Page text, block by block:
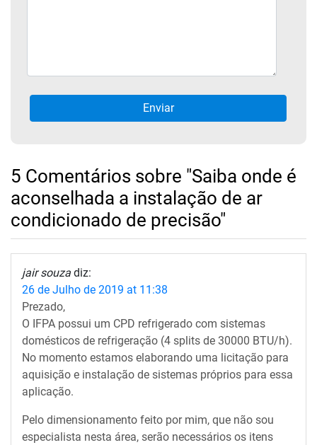
5 Comentários sobre "Saiba onde é
aconselhada a instalação de ar
condicionado de precisão"
jair souza diz:
26 de Julho de 2019 at 11:38
Prezado,
O IFPA possui um CPD refrigerado com sistemas
domésticos de refrigeração (4 splits de 30000 BTU/h).
No momento estamos elaborando uma licitação para
aquisição e instalação de sistemas próprios para essa
aplicação.
Pelo dimensionamento feito por mim, que não sou
especialista nesta área, serão necessários os itens